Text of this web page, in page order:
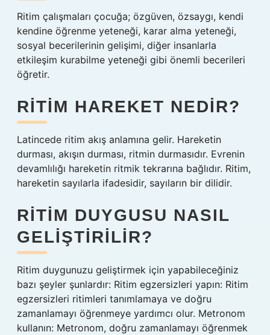
Ritim çalışmaları çocuğa; özgüven, özsaygı, kendi
kendine öğrenme yeteneği, karar alma yeteneği,
sosyal becerilerinin gelişimi, diğer insanlarla
etkileşim kurabilme yeteneği gibi önemli becerileri
öğretir.
RITIM HAREKET NEDIR?
Latincede ritim akış anlamına gelir. Hareketin
durması, akışın durması, ritmin durmasıdır. Evrenin
devamlılığı hareketin ritmik tekrarına bağlıdır. Ritim,
hareketin sayılarla ifadesidir, sayıların bir dilidir.
RITIM DUYGUSU NASIL
GELIŞTIRILIR?
Ritim duygunuzu geliştirmek için yapabileceğiniz
bazı şeyler şunlardır: Ritim egzersizleri yapın: Ritim
egzersizleri ritimleri tanımlamaya ve doğru
zamanlamayı öğrenmeye yardımcı olur. Metronom
kullanın: Metronom, doğru zamanlamayı öğrenmek